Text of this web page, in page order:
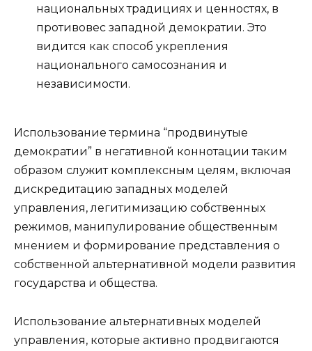
национальных традициях и ценностях, в
противовес западной демократии. Это
видится как способ укрепления
национального самосознания и
независимости.
Использование термина “продвинутые
демократии” в негативной коннотации таким
образом служит комплексным целям, включая
дискредитацию западных моделей
управления, легитимизацию собственных
режимов, манипулирование общественным
мнением и формирование представления о
собственной альтернативной модели развития
государства и общества.
Использование альтернативных моделей
управления, которые активно продвигаются